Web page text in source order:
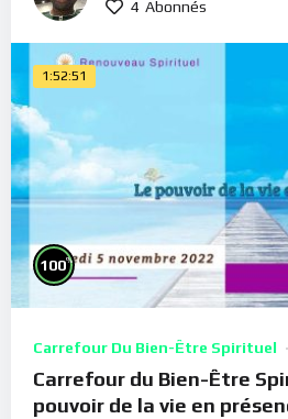
4 Abonnés
1:52:51
100%
Carrefour Du Bien-Être Spirituel
Carrefour du Bien-Être
pouvoir de la vie en